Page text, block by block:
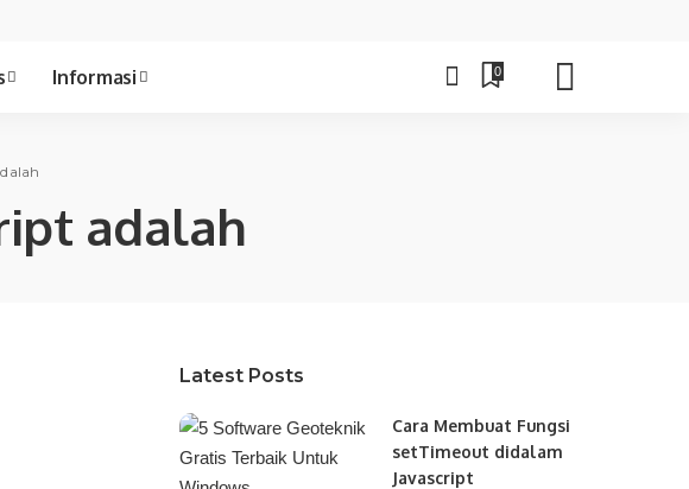
Informasi 0
adalah
Latest Posts
Cara Membuat Fungsi
setTimeout didalam
Javascript